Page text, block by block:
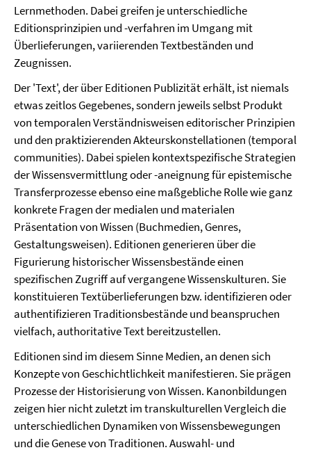
Lernmethoden. Dabei greifen je unterschiedliche
Editionsprinzipien und -verfahren im Umgang mit
Überlieferungen, variierenden Textbeständen und
Zeugnissen.
Der 'Text', der über Editionen Publizität erhält, ist niemals
etwas zeitlos Gegebenes, sondern jeweils selbst Produkt
von temporalen Verständnisweisen editorischer Prinzipien
und den praktizierenden Akteurskonstellationen (temporal
communities). Dabei spielen kontextspezifische Strategien
der Wissensvermittlung oder -aneignung für epistemische
Transferprozesse ebenso eine maßgebliche Rolle wie ganz
konkrete Fragen der medialen und materialen
Präsentation von Wissen (Buchmedien, Genres,
Gestaltungsweisen). Editionen generieren über die
Figurierung historischer Wissensbestände einen
spezifischen Zugriff auf vergangene Wissenskulturen. Sie
konstituieren Textüberlieferungen bzw. identifizieren oder
authentifizieren Traditionsbestände und beanspruchen
vielfach, authoritative Text bereitzustellen.
Editionen sind im diesem Sinne Medien, an denen sich
Konzepte von Geschichtlichkeit manifestieren. Sie prägen
Prozesse der Historisierung von Wissen. Kanonbildungen
zeigen hier nicht zuletzt im transkulturellen Vergleich die
unterschiedlichen Dynamiken von Wissensbewegungen
und die Genese von Traditionen. Auswahl- und